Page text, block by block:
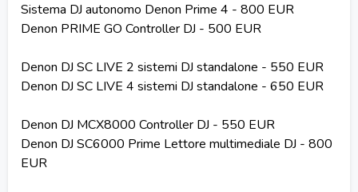
Sistema DJ autonomo Denon Prime 4 - 800 EUR
Denon PRIME GO Controller DJ - 500 EUR
Denon DJ SC LIVE 2 sistemi DJ standalone - 550 EUR
Denon DJ SC LIVE 4 sistemi DJ standalone - 650 EUR
Denon DJ MCX8000 Controller DJ - 550 EUR
Denon DJ SC6000 Prime Lettore multimediale DJ - 800
EUR